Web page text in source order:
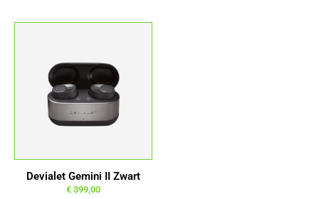
Devialet Gemini II Zwart
€ 399,00